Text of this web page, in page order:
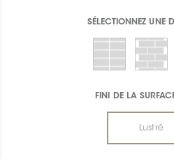
SÉLECTIONNEZ UNE
FINI DE LA
Lustré